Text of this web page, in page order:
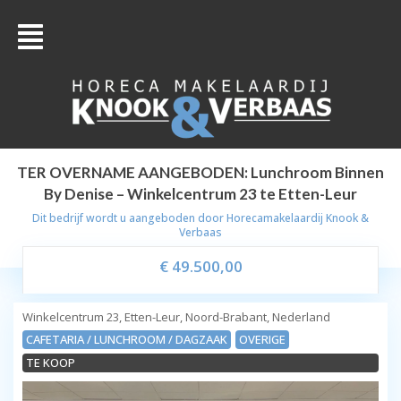
TER OVERNAME AANGEBODEN: Lunchroom Binnen
By Denise – Winkelcentrum 23 te Etten-Leur
Dit bedrijf wordt u aangeboden doorHorecamakelaardij Knook &
Verbaas
€ 49.500,00
Winkelcentrum 23, Etten-Leur, Noord-Brabant, Nederland
CAFETARIA / LUNCHROOM / DAGZAAK
OVERIGE
TE KOOP